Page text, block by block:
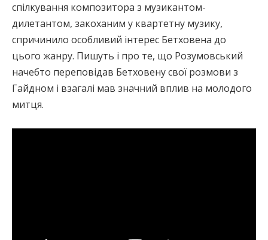
спілкування композитора з музикантом-
дилетантом, закоханим у квартетну музику,
спричинило особливий інтерес Бетховена до
цього жанру. Пишуть і про те, що Розумовський
начебто переповідав Бетховену свої розмови з
Гайдном і взагалі мав значний вплив на молодого
митця.